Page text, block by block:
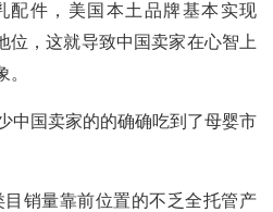
配件，美国本土品牌基本实现
位，这就导致中国卖家在心智上
中国卖家的的确确吃到了母婴市
目销量靠前位置的不乏全托管产